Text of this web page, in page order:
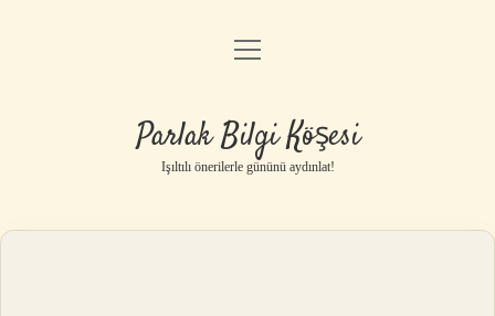
Anasayfa
Yasal Uyarı
menüyü
Parlak Bilgi Köşesi
Işıltılı önerilerle gününü aydınlat!